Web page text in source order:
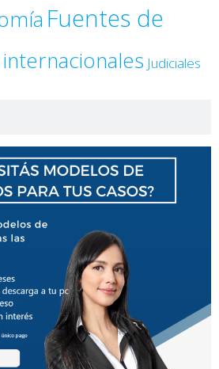
Fuentes de
internacionales Judiciales